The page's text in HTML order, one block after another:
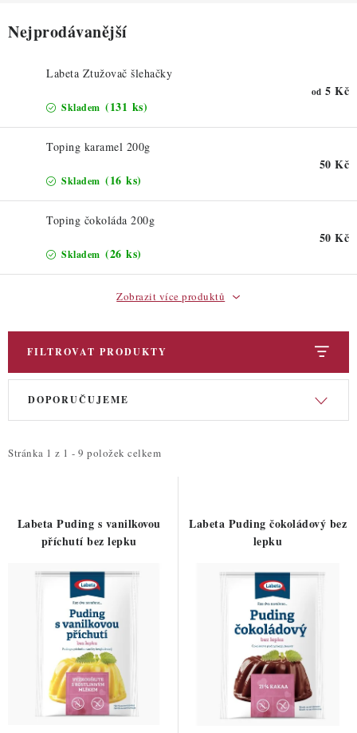
PROFI BALENÍ
NOVÉ ZBOŽÍ
ZNAČKY
Hodnocení obchodu
Blog
Nejprodávanější
Labeta Ztužovač šlehačky
Skladem (131 ks)
od 5 Kč
Toping karamel 200g
Skladem (16 ks)
50 Kč
Toping čokoláda 200g
Skladem (26 ks)
50 Kč
Zobrazit více produktů
FILTROVAT PRODUKTY
V
i
Stránka 1 z 1 - 9 položek celkem
Ř
e
p
DOPORUČUJEME
Labeta Puding s vanilkovou
příchutí bez lepku
Labeta Puding čokoládový bez
lepku